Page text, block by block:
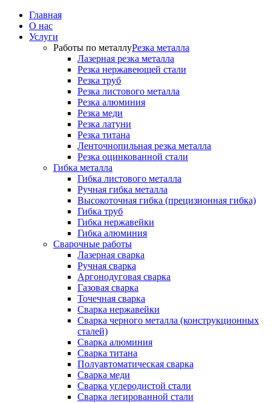
Главная
О нас
Услуги
Работы по металлуРезка металла
Лазерная резка металла
Резка нержавеющей стали
Резка труб
Резка листового металла
Резка алюминия
Резка меди
Резка латуни
Резка титана
Ленточнопильная резка металла
Резка оцинкованной стали
Гибка металла
Гибка листового металла
Ручная гибка металла
Высокоточная гибка (прецизионная гибка)
Гибка труб
Гибка нержавейки
Гибка алюминия
Сварочные работы
Лазерная сварка
Ручная сварка
Аргонодуговая сварка
Газовая сварка
Точечная сварка
Сварка нержавейки
Сварка черного металла (конструкционных
сталей)
Сварка алюминия
Сварка титана
Полуавтоматическая сварка
Сварка меди
Сварка углеродистой стали
Сварка легированной стали